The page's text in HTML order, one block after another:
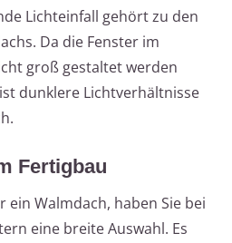
Lichteinfall gehört zu den
Da die Fenster im
groß gestaltet werden
dunklere Lichtverhältnisse
Fertigbau
ein Walmdach, haben Sie bei
eine breite Auswahl. Es